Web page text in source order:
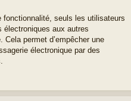
seuls les utilisateurs
électroniques aux autres
permet d’empêcher une
électronique par des